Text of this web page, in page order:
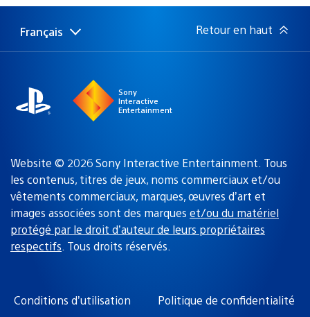
publication
Choisir
Région
Français Retour en haut
Sony
Interactive
Entertainment
Website © 2026 Sony Interactive Entertainment. Tous
les contenus, titres de jeux, noms commerciaux et/ou
vêtements commerciaux, marques, œuvres d’art et
images associées sont des marques et/ou du matériel
protégé par le droit d’auteur de leurs propriétaires
respectifs. Tous droits réservés.
Conditions d’utilisation Politique de confidentialité